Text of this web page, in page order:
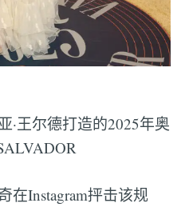
·王尔德打造的2025年奥
在Instagram抨击该规